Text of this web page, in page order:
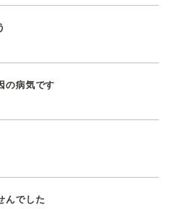
の病気です
んでした